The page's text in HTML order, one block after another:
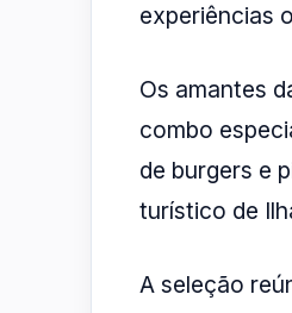
experiências
Os amantes
combo
de burgers e
turístico de
A seleção